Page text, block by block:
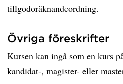
tillgodoräknandeordning.
Övriga föreskrifter
Kursen kan ingå som en kurs
kandidat-, magister- eller